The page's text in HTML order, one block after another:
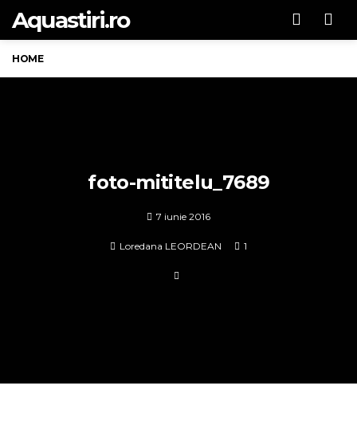
Aquastiri.ro
HOME
foto-mititelu_7689
7 iunie 2016
Loredana LEORDEAN 1